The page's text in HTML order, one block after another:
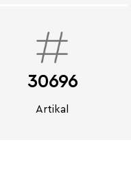
30696
Artikal